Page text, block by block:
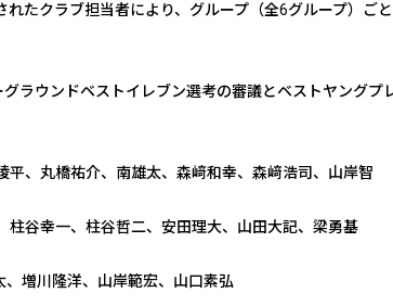
たクラブ担当者により、グループ（全6グループ）ご
ラウンドベストイレブン選考の審議とベストヤングプ
、丸橋祐介、南雄太、森﨑和幸、森﨑浩司、山岸智
谷幸一、柱谷哲二、安田理大、山田大記、梁勇基
増川隆洋、山岸範宏、山口素弘